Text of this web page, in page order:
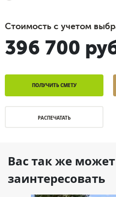
Стоимость с учетом
396 700
ПОЛУЧИТЬ СМЕТУ
РАСПЕЧАТАТЬ
Вас так же может
заинтересовать